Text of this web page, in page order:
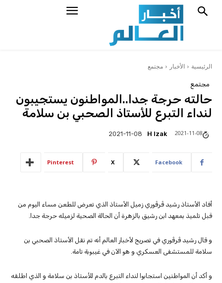
الرئيسية الأخبار مجتمع
مجتمع
حالته حرجة جدا..المواطنون يستجيبون
لنداء التبرع للأستاذ الصحبي بن سلامة
H Izak
2021-11-08 2021-11-08
Facebook
X
Pinterest
أفاد الأستاذ رشيد ڤرڤوري زميل الأستاذ الذي تعرض للطعن مساء اليوم من
قبل تلميذ بمعهد ابن رشيق بالزهرة أن الحالة الصحية لزميله حرجة جدا.
و قال رشيد ڤرڤوري في تصريح لأخبار العالم أنه تم نقل الأستاذ الصحبي بن
سلامة للمستشفى العسكري و هو الآن في غيبوبة تامة.
و أكد أن المواطنين استجابوا لنداء التبرع بالدم للأستاذ بن سلامة و الذي اطلقه